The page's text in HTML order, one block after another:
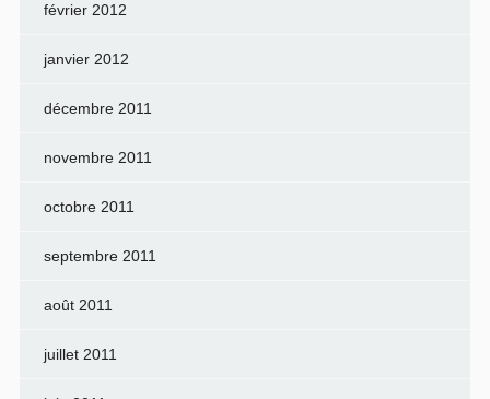
février 2012
janvier 2012
décembre 2011
novembre 2011
octobre 2011
septembre 2011
août 2011
juillet 2011